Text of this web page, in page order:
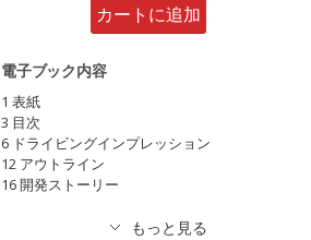
カートに追加
電子ブック内容
1 表紙
3 目次
6 ドライビングインプレッション
12 アウトライン
16 開発ストーリー